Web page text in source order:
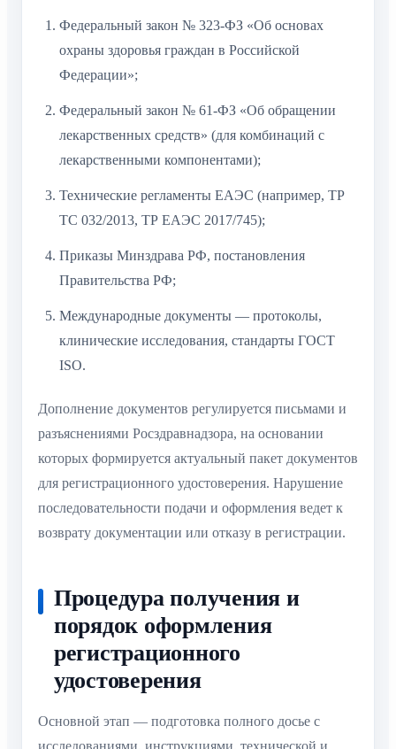
Федеральный закон № 323-ФЗ «Об основах
охраны здоровья граждан в Российской
Федерации»;
Федеральный закон № 61-ФЗ «Об обращении
лекарственных средств» (для комбинаций с
лекарственными компонентами);
Технические регламенты ЕАЭС (например, ТР
ТС 032/2013, ТР ЕАЭС 2017/745);
Приказы Минздрава РФ, постановления
Правительства РФ;
Международные документы — протоколы,
клинические исследования, стандарты ГОСТ
ISO.
Дополнение документов регулируется письмами и
разъяснениями Росздравнадзора, на основании
которых формируется актуальный пакет документов
для регистрационного удостоверения. Нарушение
последовательности подачи и оформления ведет к
возврату документации или отказу в регистрации.
Процедура получения и
порядок оформления
регистрационного
удостоверения
Основной этап — подготовка полного досье с
исследованиями, инструкциями, технической и